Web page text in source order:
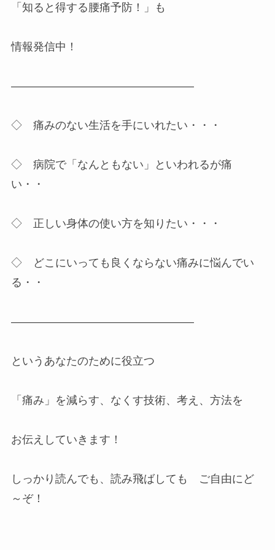
「知ると得する腰痛予防！」も
情報発信中！
————————————————–
◇ 痛みのない生活を手にいれたい・・・
◇ 病院で「なんともない」といわれるが痛
い・・
◇ 正しい身体の使い方を知りたい・・・
◇ どこにいっても良くならない痛みに悩んでい
る・・
————————————————–
というあなたのために役立つ
「痛み」を減らす、なくす技術、考え、方法を
お伝えしていきます！
しっかり読んでも、読み飛ばしても ご自由にど
～ぞ！